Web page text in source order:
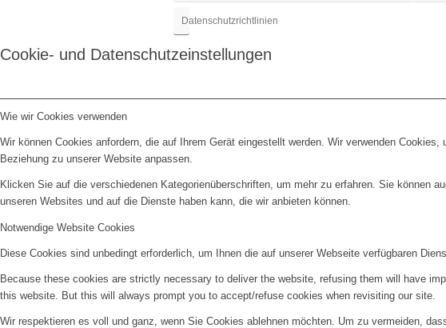
Datenschutzrichtlinien
Cookie- und Datenschutzeinstellungen
Wie wir Cookies verwenden
Wir können Cookies anfordern, die auf Ihrem Gerät eingestellt werden. Wir verwenden
Beziehung zu unserer Website anpassen.
Klicken Sie auf die verschiedenen Kategorienüberschriften, um mehr zu erfahren. Sie können
unseren Websites und auf die Dienste haben kann, die wir anbieten können.
Notwendige Website Cookies
Diese Cookies sind unbedingt erforderlich, um Ihnen die auf unserer Webseite verfügbaren
Because these cookies are strictly necessary to deliver the website, refusing them will have
this website. But this will always prompt you to accept/refuse cookies when revisiting our site.
Wir respektieren es voll und ganz, wenn Sie Cookies ablehnen möchten. Um zu vermeiden,